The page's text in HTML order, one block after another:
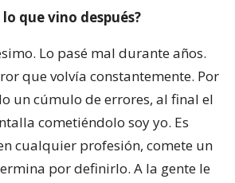
que vino después?
Lo pasé mal durante años.
que volvía constantemente. Por
un cúmulo de errores, al final el
cometiéndolo soy yo. Es
cualquier profesión, comete un
por definirlo. A la gente le